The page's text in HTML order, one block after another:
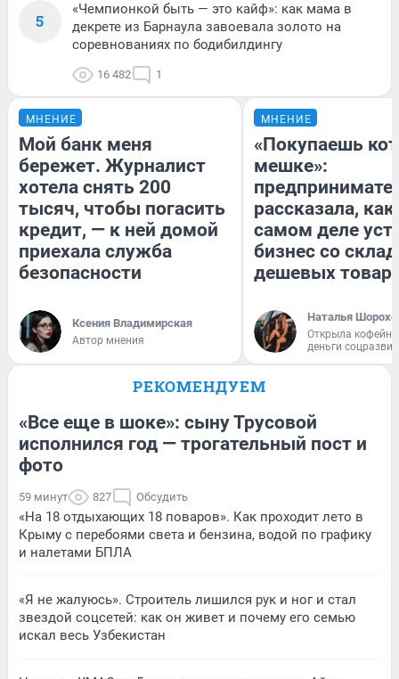
5
«Чемпионкой быть — это кайф»: как мама в
декрете из Барнаула завоевала золото на
соревнованиях по бодибилдингу
16 482 1
МНЕНИЕ
Мой банк меня
бережет. Журналист
хотела снять 200
тысяч, чтобы погасить
кредит, — к ней домой
приехала служба
безопасности
Ксения Владимирская
Автор мнения
МНЕНИЕ
«Покупаешь
мешке»:
рассказала, как
самом деле
бизнес со
дешевых
Наталья
Открыла
деньги
РЕКОМЕНДУЕМ
«Все еще в шоке»: сыну Трусовой
исполнился год — трогательный пост и
фото
59 минут 827 Обсудить
«На 18 отдыхающих 18 поваров». Как проходит лето в
Крыму с перебоями света и бензина, водой по графику
и налетами БПЛА
«Я не жалуюсь». Строитель лишился рук и ног и стал
звездой соцсетей: как он живет и почему его семью
искал весь Узбекистан